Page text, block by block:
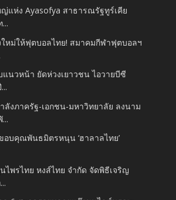
แห่ง Ayasofya สาธารณรัฐทูร์เคีย
หม่ให้ฟุตบอลไทย! สมาคมกีฬาฟุตบอลฯ
นวหน้า ยัดห่วงเยาวชน ไอวายบีซี
ลังภาครัฐ-เอกชน-มหาวิทยาลัย ลงนาม
ขอบคุณพันธมิตรหนุน ‘ฮาลาลไทย’
ไพรไทย หงส์ไทย จำกัด จัดพิธีเจริญ